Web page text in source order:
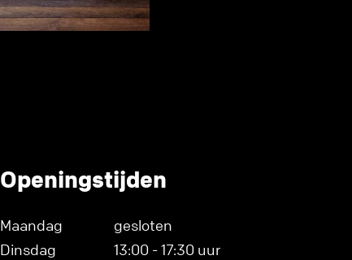
Openingstijden
Maandag
gesloten
Dinsdag
13:00 - 17:30 uur